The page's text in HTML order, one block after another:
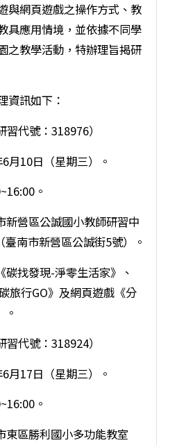
與網頁遊戲之操作方式、教
具應用情境，並依據不同學
之教學活動，特辦理旨揭研
資訊如下：
習代號：318976）
月10日（星期三）。
。
新營區公誠國小教師研習中
臺南市新營區公誠街5號）。
碳找發現-淨零生活家》、
旅行GO》及網頁遊戲《分
習代號：318924）
月17日（星期三）。
。
東區勝利國小多功能教室